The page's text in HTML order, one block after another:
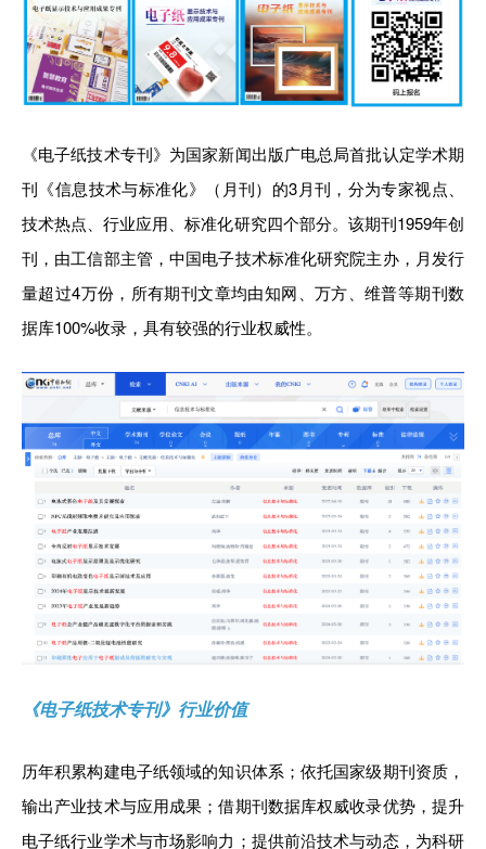
《电子纸技术专刊》为国家新闻出版广电总局首批认定学术期
刊《信息技术与标准化》（月刊）的3月刊，分为专家视点、
技术热点、行业应用、标准化研究四个部分。该期刊1959年创
刊，由工信部主管，中国电子技术标准化研究院主办，月发行
量超过4万份，所有期刊文章均由知网、万方、维普等期刊数
据库100%收录，具有较强的行业权威性。
《电子纸技术专刊》行业价值
历年积累构建电子纸领域的知识体系；依托国家级期刊资质，
输出产业技术与应用成果；借期刊数据库权威收录优势，提升
电子纸行业学术与市场影响力；提供前沿技术与动态，为科研